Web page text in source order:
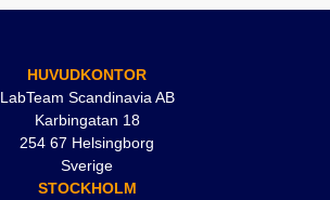
HUVUDKONTOR
LabTeam Scandinavia AB
Karbingatan 18
254 67 Helsingborg
Sverige
STOCKHOLM